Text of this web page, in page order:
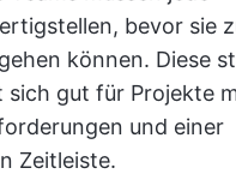
bevor sie
können. Diese
sich gut für Projekte
und einer
Zeitleiste.